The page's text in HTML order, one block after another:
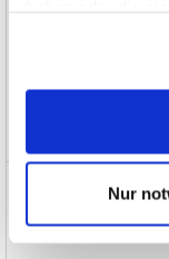
Nur
Limitierte
News und